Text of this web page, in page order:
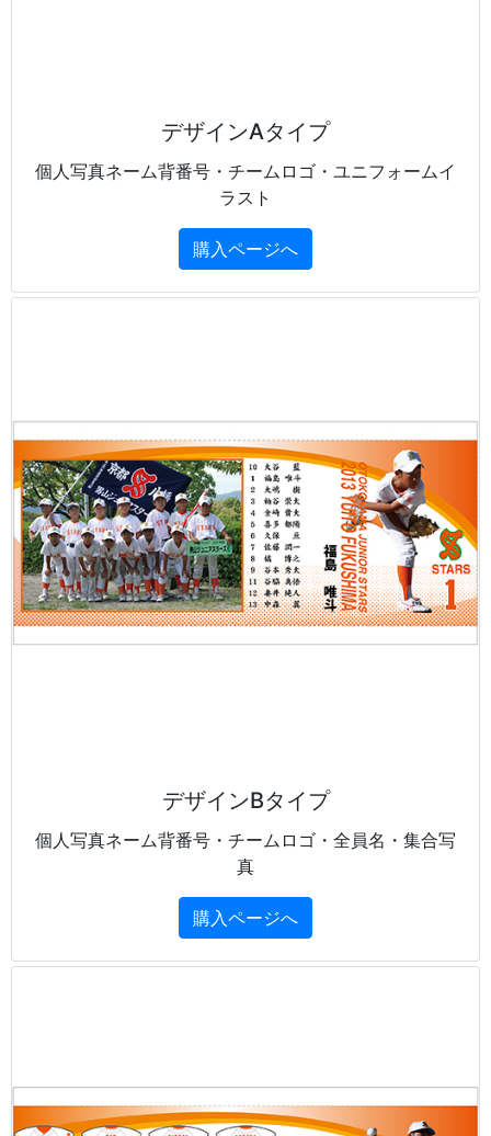
デザインAタイプ
個人写真ネーム背番号・チームロゴ・ユニフォームイ
ラスト
購入ページへ
デザインBタイプ
個人写真ネーム背番号・チームロゴ・全員名・集合写
真
購入ページへ